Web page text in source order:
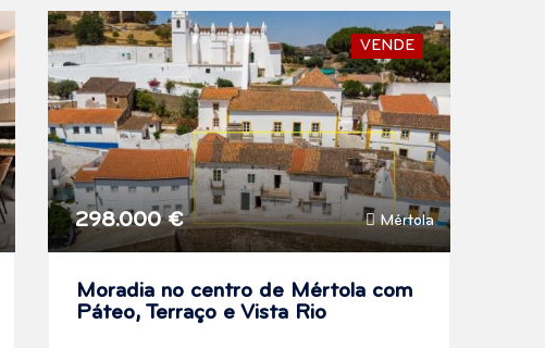
VENDE
Mértola
298.000 €
Moradia no centro de Mértola com
Páteo, Terraço e Vista Rio